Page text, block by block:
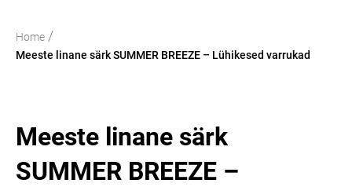
Home /
Meeste linane särk SUMMER BREEZE – Lühikesed varrukad
Meeste linane särk
SUMMER BREEZE –